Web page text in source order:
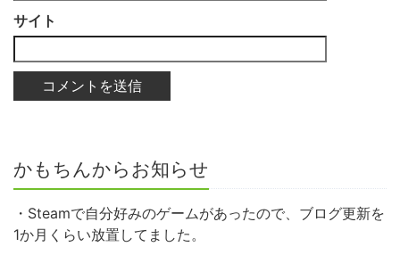
サイト
かもちんからお知らせ
・Steamで自分好みのゲームがあったので、ブログ更新を
1か月くらい放置してました。